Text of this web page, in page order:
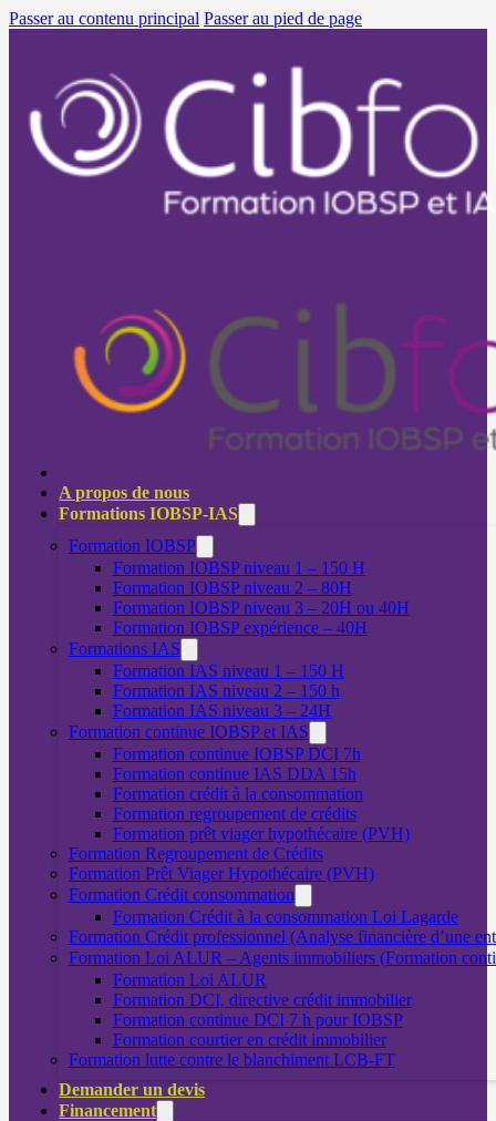
Passer au contenu principal Passer au pied de page
A propos de nous
Formations IOBSP-IAS
Formation IOBSP
Formation IOBSP niveau 1 – 150 H
Formation IOBSP niveau 2 – 80H
Formation IOBSP niveau 3 – 20H ou 40H
Formation IOBSP expérience – 40H
Formations IAS
Formation IAS niveau 1 – 150 H
Formation IAS niveau 2 – 150 h
Formation IAS niveau 3 – 24H
Formation continue IOBSP et IAS
Formation continue IOBSP DCI 7h
Formation continue IAS DDA 15h
Formation crédit à la consommation
Formation regroupement de crédits
Formation prêt viager hypothécaire (PVH)
Formation Regroupement de Crédits
Formation Prêt Viager Hypothécaire (PVH)
Formation Crédit consommation
Formation Crédit à la consommation Loi Lagarde
Formation Crédit professionnel (Analyse financière d’une
Formation Loi ALUR – Agents immobiliers (Formation
Formation Loi ALUR
Formation DCI, directive crédit immobilier
Formation continue DCI 7 h pour IOBSP
Formation courtier en crédit immobilier
Formation lutte contre le blanchiment LCB-FT
Demander un devis
Financement